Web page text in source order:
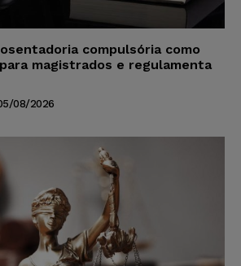
compulsória como
magistrados e regulamenta
08/2026